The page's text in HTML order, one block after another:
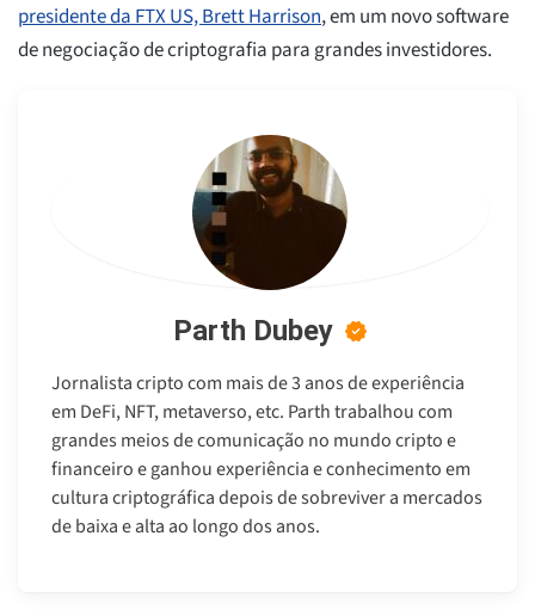
presidente da FTX US, Brett Harrison, em um novo software
de negociação de criptografia para grandes investidores.
Parth Dubey
Jornalista cripto com mais de 3 anos de experiência
em DeFi, NFT, metaverso, etc. Parth trabalhou com
grandes meios de comunicação no mundo cripto e
financeiro e ganhou experiência e conhecimento em
cultura criptográfica depois de sobreviver a mercados
de baixa e alta ao longo dos anos.